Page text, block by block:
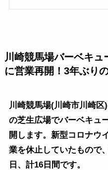
川崎競馬場バーベキュ
に営業再開！3年ぶり
川崎競馬場(川崎市川崎
の芝生広場でバーベキュ
開します。新型コロナウ
業を休止していたもので
日、計16日間です。